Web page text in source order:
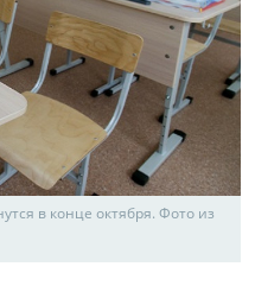
в конце октября. Фото из